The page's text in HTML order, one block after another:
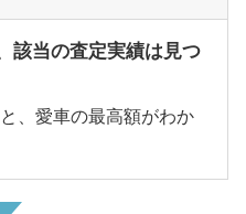
該当の査定実績は見つ
、愛車の最高額がわか